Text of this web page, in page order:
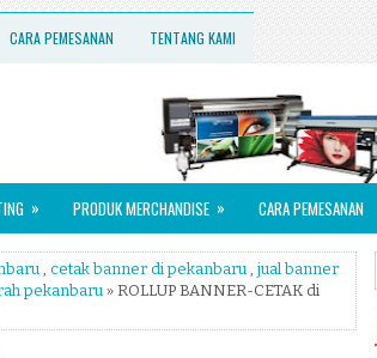
CARA PEMESANAN TENTANG KAMI
» PRODUK MERCHANDISE » CARA PEMESANAN
, cetak banner di pekanbaru , jual banner
pekanbaru » ROLLUP BANNER-CETAK di